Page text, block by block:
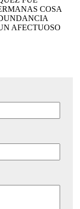
COSA
AFECTUOSO